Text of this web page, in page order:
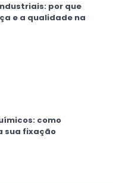
por que
e a qualidade na
como
sua fixação